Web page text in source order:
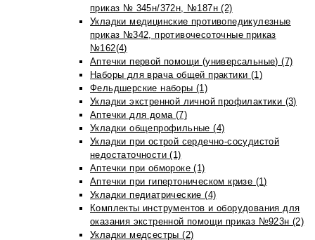
приказ № 345н/372н, №187н (2)
Укладки медицинские противопедикулезные
приказ №342, противочесоточные приказ
№162(4)
Аптечки первой помощи (универсальные) (7)
Наборы для врача общей практики (1)
Фельдшерские наборы (1)
Укладки экстренной личной профилактики (3)
Аптечки для дома (7)
Укладки общепрофильные (4)
Укладки при острой сердечно-сосудистой
недостаточности (1)
Аптечки при обмороке (1)
Аптечки при гипертоническом кризе (1)
Укладки педиатрические (4)
Комплекты инструментов и оборудования для
оказания экстренной помощи приказ №923н (2)
Укладки медсестры (2)